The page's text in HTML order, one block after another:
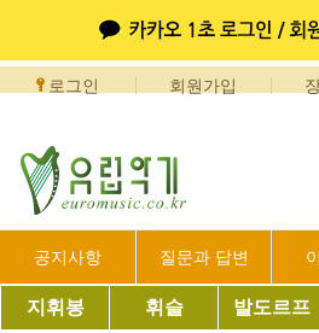
로그인 회원가입
공지사항 질문과 답변
지휘봉 휘슬 발도르프